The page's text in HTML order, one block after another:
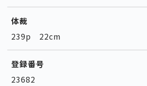
体裁
239p 22cm
登録番号
23682